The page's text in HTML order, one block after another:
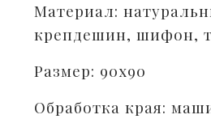
Материал:
крепдешин, шифон,
Размер: 90х90
Обработка края: